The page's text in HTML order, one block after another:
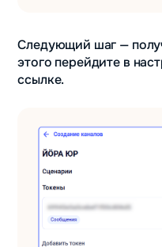
Следующий шаг —
этого перейдите в
ссылке.